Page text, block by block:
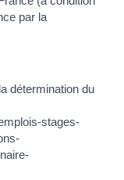
par la
détermination du
stages-